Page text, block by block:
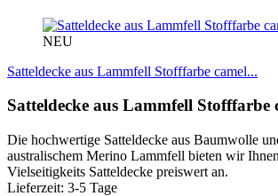
NEU
Satteldecke aus Lammfell Stofffarbe camel...
Satteldecke aus Lammfell Stofffarbe
Die hochwertige Satteldecke aus Baumwolle
australischem Merino Lammfell bieten wir
Vielseitigkeits Satteldecke preiswert an.
Lieferzeit: 3-5 Tage